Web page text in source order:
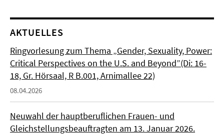
AKTUELLES
Ringvorlesung zum Thema „Gender, Sexuality, Power:
Critical Perspectives on the U.S. and Beyond”(Di: 16-
18, Gr. Hörsaal, R B.001, Arnimallee 22)
08.04.2026
Neuwahl der hauptberuflichen Frauen- und
Gleichstellungsbeauftragten am 13. Januar 2026.